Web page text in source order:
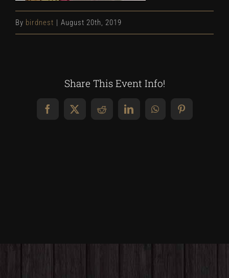
By birdnest | August 20th, 2019
Share This Event Info!
Facebook
X RedditLinkedInWhatsAppPinterest